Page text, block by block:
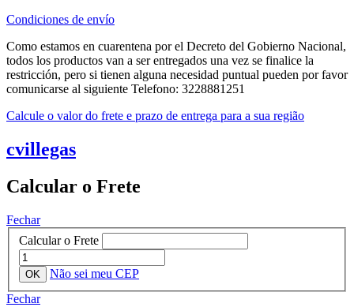
Condiciones de envío
Como estamos en cuarentena por el Decreto del Gobierno Nacional,
todos los productos van a ser entregados una vez se finalice la
restricción, pero si tienen alguna necesidad puntual pueden por favor
comunicarse al siguiente Telefono: 3228881251
Calcule o valor do frete e prazo de entrega para a sua região
cvillegas
Calcular o Frete
Fechar
Calcular o Frete
Não sei meu CEP
Fechar